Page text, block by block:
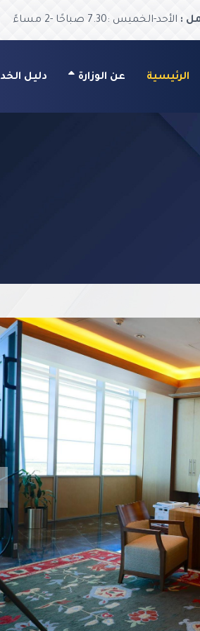
: الأحد-الخميس :7.30 صباحًا -2 مساءً
الرئيسية عن الوزارة دليل